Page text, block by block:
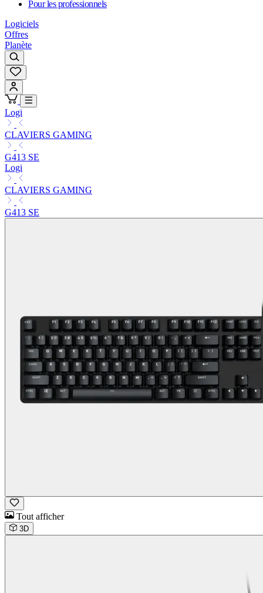
Pour les professionnels
Logiciels
Offres
Planète
Logi
CLAVIERS GAMING
G413 SE
Logi
CLAVIERS GAMING
G413 SE
Tout afficher
3D